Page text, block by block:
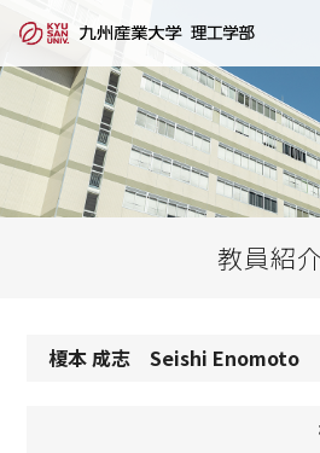
教員紹
榎本 成志 Seishi Enomoto